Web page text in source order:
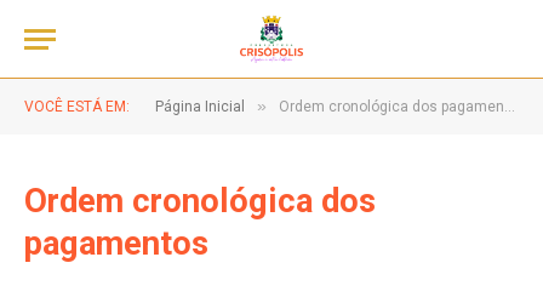
VOCÊ ESTÁ EM: Página Inicial » Ordem cronológica dos pagamentos
Ordem cronológica dos
pagamentos